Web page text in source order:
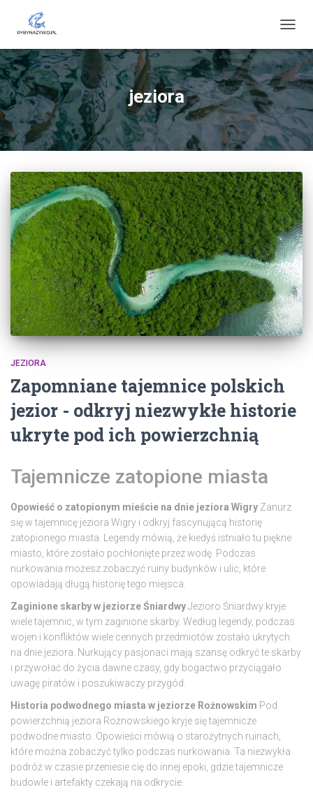
jeziora
JEZIORA
Zapomniane tajemnice polskich
jezior - odkryj niezwykłe historie
ukryte pod ich powierzchnią
Tajemnicze zatopione miasta
Opowieść o zatopionym mieście na dnie jeziora Wigry Zanurz
się w tajemnicę jeziora Wigry i odkryj fascynującą historię
zatopionego miasta. Legendy mówią, że kiedyś istniało tu piękne
miasto, które zostało pochłonięte przez wodę. Podczas
nurkowania możesz zobaczyć ruiny budynków i ulic, które
opowiadają długą historię tego miejsca.
Zaginione skarby w jeziorze ŚniardwyJezioro Śniardwy kryje
wiele tajemnic, w tym zaginione skarby. Według legendy, podczas
wojen i konfliktów wiele cennych przedmiotów zostało ukrytych
na dnie jeziora. Nurkujący pasjonaci mają szansę odkryć te skarby
i przywołać do życia dawne czasy, gdy bogactwo przyciągało
uwagę piratów i poszukiwaczy przygód.
Historia podwodnego miasta w jeziorze Rożnowskim Pod
powierzchnią jeziora Rożnowskiego kryje się tajemnicze
podwodne miasto. Opowieści mówią o starożytnych ruinach,
które można zobaczyć tylko podczas nurkowania. Ta niezwykła
podróż w czasie przeniesie cię do innej epoki, gdzie tajemnicze
budowle i artefakty czekają na odkrycie.